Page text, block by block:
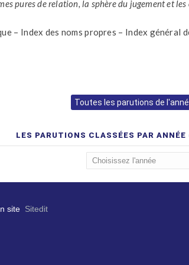
pures de relation, la sphère du jugement et
– Index des noms propres – Index général
Toutes les parutions de
LES PARUTIONS CLASSÉES PAR
site Sitedit